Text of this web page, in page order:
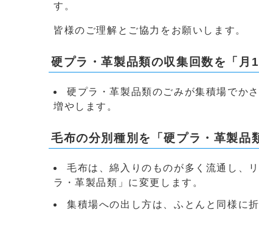
す。
皆様のご理解とご協力をお願いします。
硬プラ・革製品類の収集回数を「月
硬プラ・革製品類のごみが集積場でか
増やします。
毛布の分別種別を「硬プラ・革製品
毛布は、綿入りのものが多く流通し、
ラ・革製品類」に変更します。
集積場への出し方は、ふとんと同様に